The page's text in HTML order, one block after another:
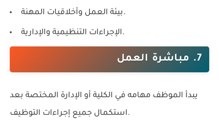
بيئة العمل وأخلاقيات المهنة.
الإجراءات التنظيمية والإدارية.
7. مباشرة العمل
يبدأ الموظف مهامه في الكلية أو الإدارة المختصة بعد
استكمال جميع إجراءات التوظيف.